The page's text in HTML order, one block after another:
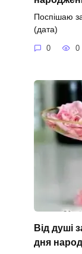
Поспішаю
(дата)
0 0
Від душі
дня